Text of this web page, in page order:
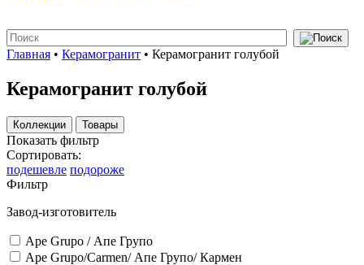
Главная • Керамогранит • Керамогранит голубой
Керамогранит голубой
Коллекции Товары
Показать фильтр
Сортировать:
подешевле подороже
Фильтр
Завод-изготовитель
Ape Grupo / Апе Групо
Ape Grupo/Carmen/ Апе Групо/ Кармен